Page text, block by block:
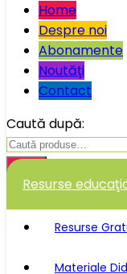
Home
Despre noi
Abonamente
Noutăţi
Contact
Caută după:
Caută
Resurse
Resurse
Materiale